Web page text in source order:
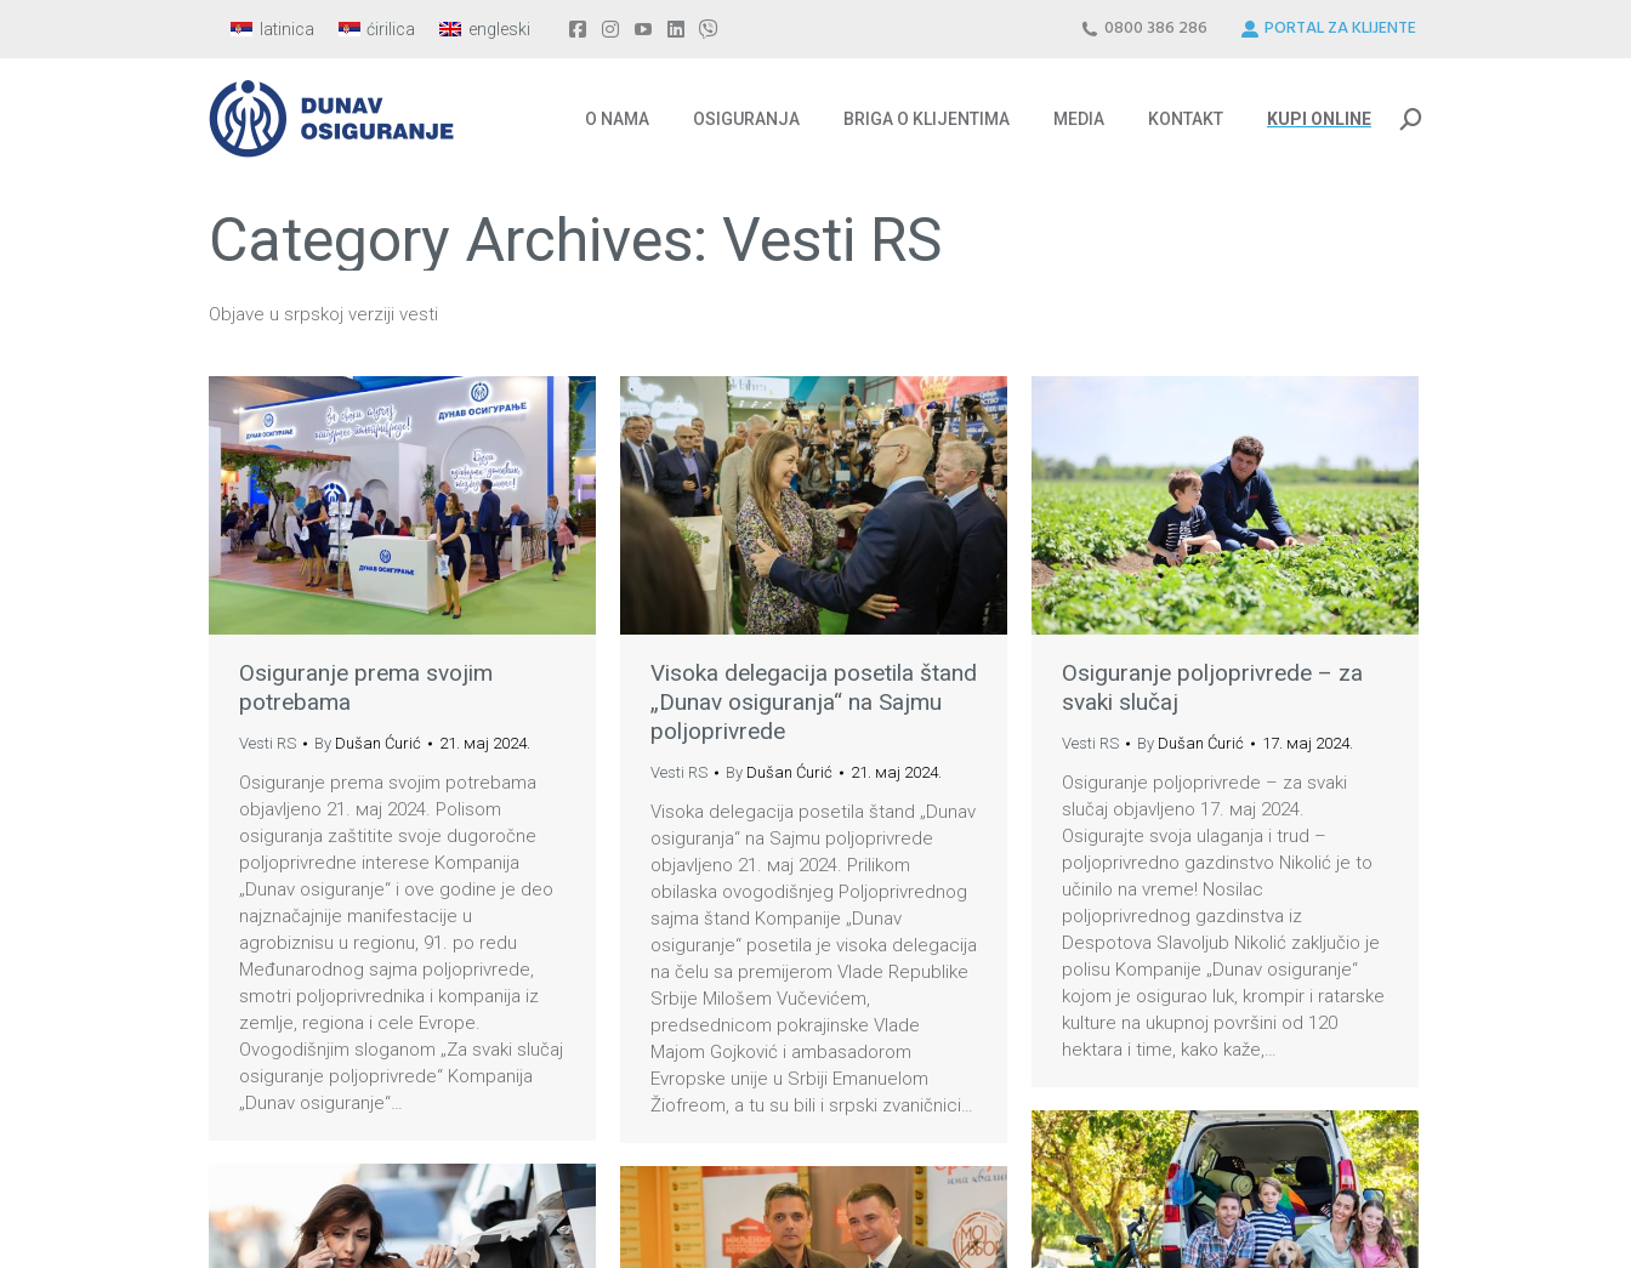
latinica ćirilica engleski 0800 386 286 PORTAL ZA KLIJENTE
O NAMA OSIGURANJA BRIGA O KLIJENTIMA MEDIA KONTAKT KUPI ONLINE Search:
Category Archives: Vesti RS
Objave u srpskoj verziji vesti
Osiguranje prema svojim
potrebama
Vesti RS By Dušan Ćurić 21. мај 2024.
Osiguranje prema svojim potrebama
objavljeno 21. мај 2024. Polisom
osiguranja zaštitite svoje dugoročne
poljoprivredne interese Kompanija
„Dunav osiguranje“ i ove godine je deo
najznačajnije manifestacije u
agrobiznisu u regionu, 91. po redu
Međunarodnog sajma poljoprivrede,
smotri poljoprivrednika i kompanija iz
zemlje, regiona i cele Evrope.
Ovogodišnjim sloganom „Za svaki slučaj
osiguranje poljoprivrede“ Kompanija
„Dunav osiguranje“…
Visoka delegacija posetila štand
„Dunav osiguranja“ na Sajmu
poljoprivrede
Vesti RS By Dušan Ćurić 21. мај 2024.
Visoka delegacija posetila štand „Dunav
osiguranja“ na Sajmu poljoprivrede
objavljeno 21. мај 2024. Prilikom
obilaska ovogodišnjeg Poljoprivrednog
sajma štand Kompanije „Dunav
osiguranje“ posetila je visoka delegacija
na čelu sa premijerom Vlade Republike
Srbije Milošem Vučevićem,
predsednicom pokrajinske Vlade
Majom Gojković i ambasadorom
Evropske unije u Srbiji Emanuelom
Žiofreom, a tu su bili i srpski zvaničnici…
Osiguranje poljoprivrede – za
svaki slučaj
Vesti RS By Dušan Ćurić 17. мај 2024.
Osiguranje poljoprivrede – za svaki
slučaj objavljeno 17. мај 2024.
Osigurajte svoja ulaganja i trud –
poljoprivredno gazdinstvo Nikolić je to
učinilo na vreme! Nosilac
poljoprivrednog gazdinstva iz
Despotova Slavoljub Nikolić zaključio je
polisu Kompanije „Dunav osiguranje“
kojom je osigurao luk, krompir i ratarske
kulture na ukupnoj površini od 120
hektara i time, kako kaže,…
O NAMA OSIGURANJA MEDIA KONTAKT KUPI ONLINE Search: